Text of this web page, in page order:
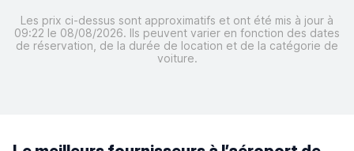
Les prix ci-dessus sont approximatifs et ont été mis à jour à
09:22 le 08/08/2026. Ils peuvent varier en fonction des dates
de réservation, de la durée de location et de la catégorie de
voiture.